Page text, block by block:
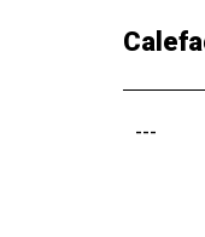
---